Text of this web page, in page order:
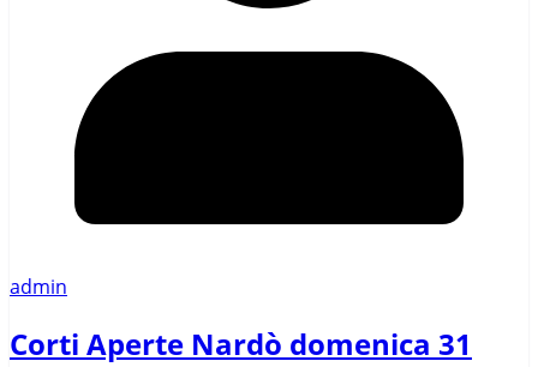
admin
Corti Aperte Nardò domenica 31